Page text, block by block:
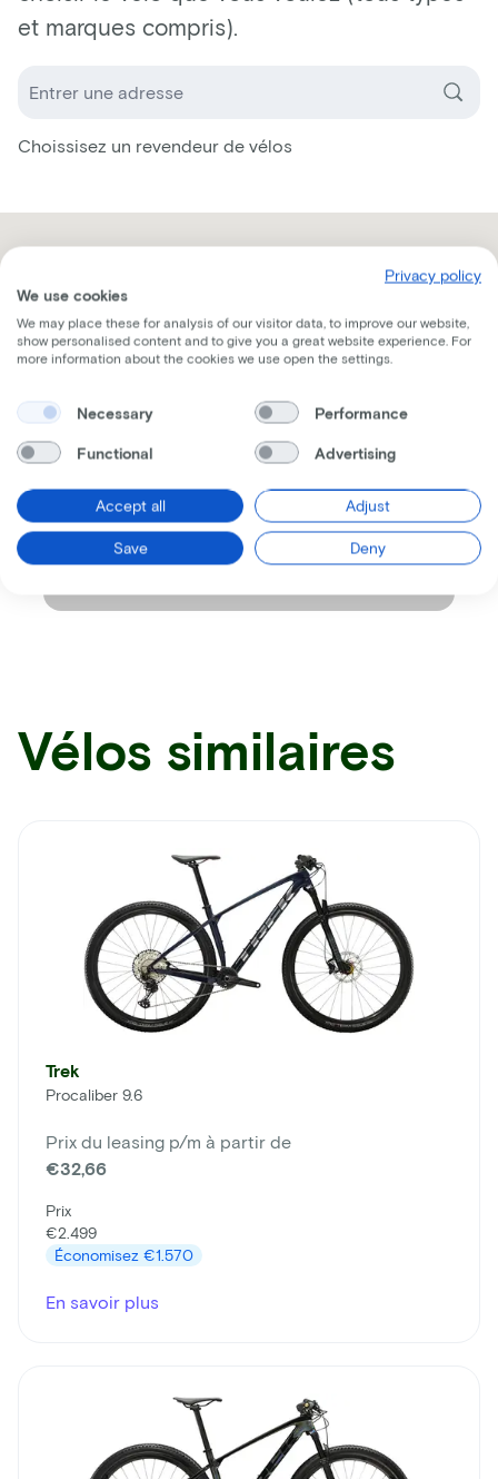
et marques compris).
Choissisez un revendeur de vélos
Vélos similaires
Trek
Procaliber 9.6
Prix du leasing p/m à partir de
€32,66
Prix
€2.499
Économisez €1.570
En savoir plus
Privacy policy
We use cookies
We may place these for analysis of our visitor data, to improve our website,
show personalised content and to give you a great website experience. For
more information about the cookies we use open the settings.
Necessary Performance
Functional Advertising
Accept all Adjust
Save Deny